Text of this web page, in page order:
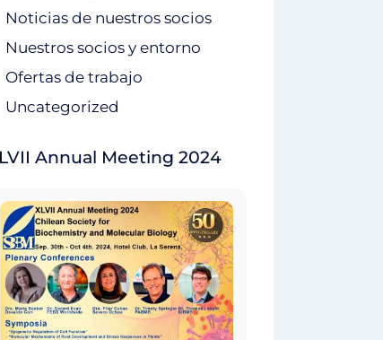
Noticias de nuestros socios
Nuestros socios y entorno
Ofertas de trabajo
Uncategorized
Annual Meeting 2024